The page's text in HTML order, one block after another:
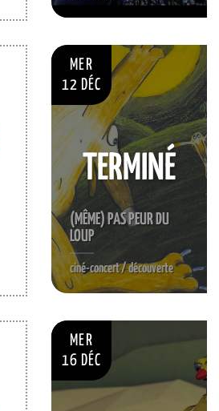
MER
12 DÉC
(MÊME) PAS PEUR DU
LOUP
ciné-concert / découverte
TERMINÉ
MER
16 DÉC